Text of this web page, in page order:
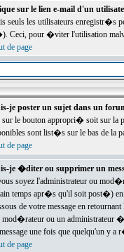
sur le lien e-mail d'un
les utilisateurs enregistr�s
Ceci, pour �viter l'utilisation
de page
je poster un sujet dans un
sur le bouton appropri� soit sur la
sont list�s sur le bas de la
de page
je �diter ou supprimer un
soyez l'administrateur ou
temps apr�s qu'il soit post�) en
de votre message en
ou un administrateur
une fois que quelqu'un y a
de page